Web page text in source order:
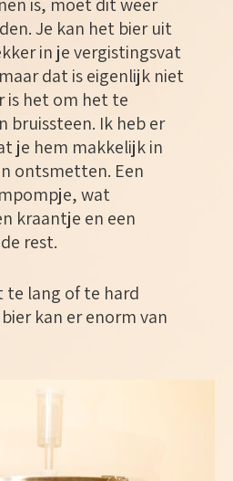
Je kan het bier uit
in je vergistingsvat
dat is eigenlijk niet
is het om het te
bruissteen. Ik heb er
je hem makkelijk in
ontsmetten. Een
wat
kraantje en een
rest.
te lang of te hard
kan er enorm van